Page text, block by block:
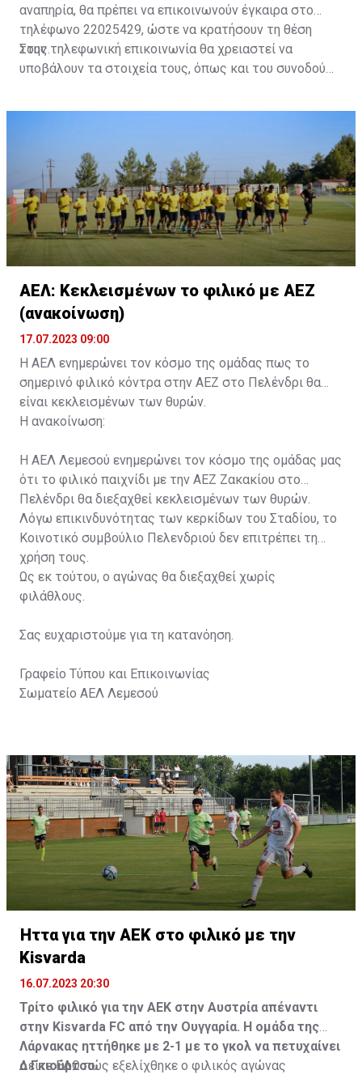
αναπηρία, θα πρέπει να επικοινωνούν έγκαιρα στο
τηλέφωνο 22025429, ώστε να κρατήσουν τη θέση
τους.
Στην τηλεφωνική επικοινωνία θα χρειαστεί να
υποβάλουν τα στοιχεία τους, όπως και του συνοδού
ονοματεπώνυμο, αριθμός πινακίδας αυτοκινήτου,
ΑΕΛ: Κεκλεισμένων το φιλικό με ΑΕΖ
(ανακοίνωση)
17.07.2023 09:00
Η ΑΕΛ ενημερώνει τον κόσμο της ομάδας πως το
σημερινό φιλικό κόντρα στην ΑΕΖ στο Πελένδρι θα
είναι κεκλεισμένων των θυρών.
Η ανακοίνωση:
Η ΑΕΛ Λεμεσού ενημερώνει τον κόσμο της ομάδας μας
ότι το φιλικό παιχνίδι με την ΑΕΖ Ζακακίου στο
Πελένδρι θα διεξαχθεί κεκλεισμένων των θυρών.
Λόγω επικινδυνότητας των κερκίδων του Σταδίου, το
Κοινοτικό συμβούλιο Πελενδριού δεν επιτρέπει τη
χρήση τους.
Ως εκ τούτου, ο αγώνας θα διεξαχθεί χωρίς
φιλάθλους.
Σας ευχαριστούμε για τη κατανόηση.
Γραφείο Τύπου και Επικοινωνίας
Σωματείο ΑΕΛ Λεμεσού
Ήττα για την ΑΕΚ στο φιλικό με την
Kisvarda
16.07.2023 20:30
Τρίτο φιλικό για την ΑΕΚ στην Αυστρία απέναντι
στην Kisvarda FC από την Ουγγαρία. Η ομάδα της
Λάρνακας ηττήθηκε με 2-1 με το γκολ να πετυχαίνει
ο Γκιούρτσο.
ΔείτεΕΔΩπώς εξελίχθηκε ο φιλικός αγώνας